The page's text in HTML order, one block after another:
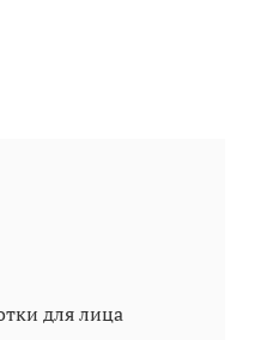
для лица